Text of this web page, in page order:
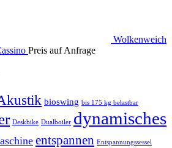
Wolkenweich
Preis auf Anfrage
bioswing bis 175 kg belastbar
Deskbike Dualboiler dynamisches
entspannen Entspannungssessel